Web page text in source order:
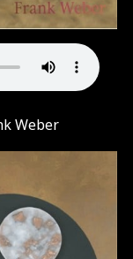
Weber